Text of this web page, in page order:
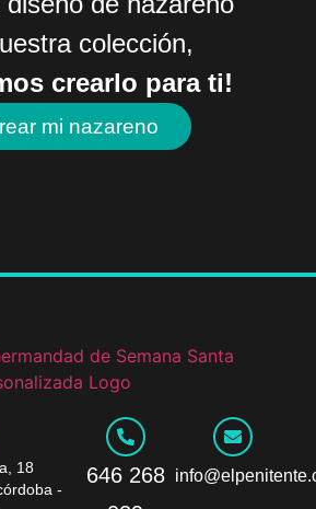
colección,
crearlo para ti!
mi nazareno
18
-
646 268